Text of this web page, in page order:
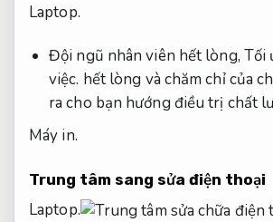
Laptop.
Đội ngũ nhân viên hết lòng, Tối
việc. hết lòng và chăm chỉ của
ra cho bạn hướng điều trị chất
Máy in.
Trung tâm sang sửa điện thoại
Laptop.